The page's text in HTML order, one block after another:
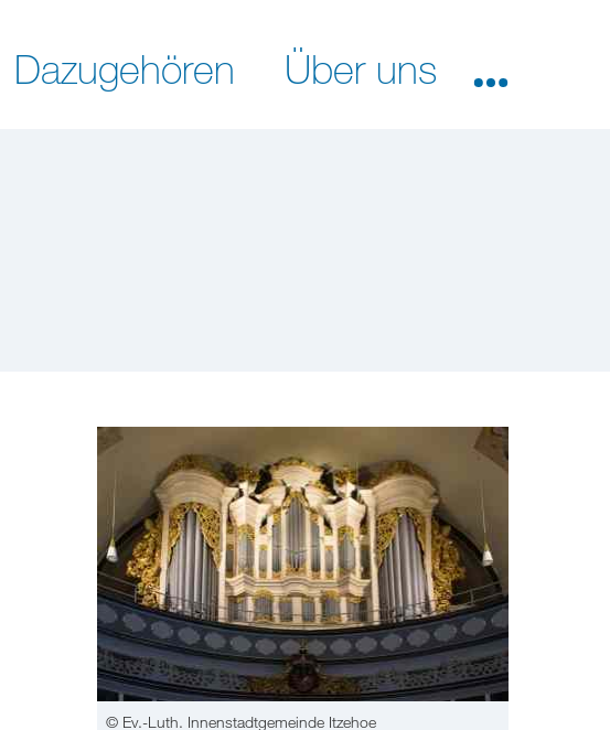
Dazugehören Über uns
© Ev.-Luth. Innenstadtgemeinde Itzehoe